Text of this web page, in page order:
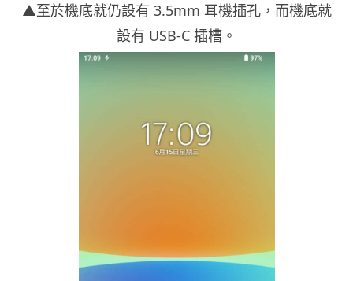
▲至於機底就仍設有 3.5mm 耳機插孔，而機底就
設有 USB-C 插槽。